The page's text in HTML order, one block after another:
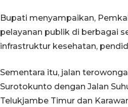
Bupati menyampaikan,
pelayanan publik di berbagai
infrastruktur kesehatan,
Sementara itu, jalan
Surotokunto dengan Jalan
Telukjambe Timur dan